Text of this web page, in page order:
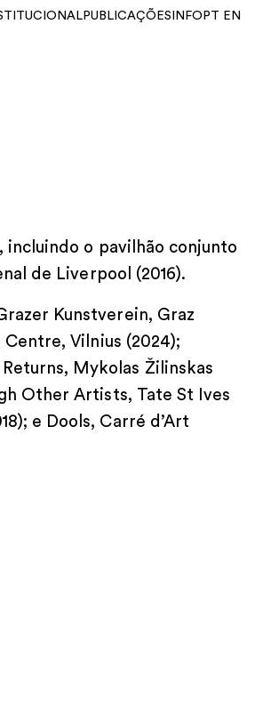
PUBLICAÇÕES INFO PT EN
o pavilhão conjunto
de Liverpool (2016).
Kunstverein, Graz
Vilnius (2024);
Mykolas Žilinskas
Other Artists, Tate St Ives
e Dools, Carré d’Art